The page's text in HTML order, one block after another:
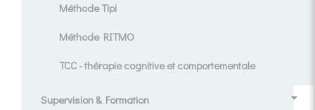
Méthode Tipi
Méthode RITMO
TCC - thérapie cognitive et comportementale
Supervision & Formation